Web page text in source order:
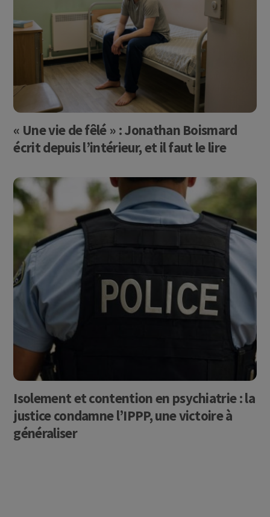
« Une vie de fêlé » : Jonathan Boismard
écrit depuis l’intérieur, et il faut le lire
Isolement et contention en psychiatrie : la
justice condamne l’IPPP, une victoire à
généraliser